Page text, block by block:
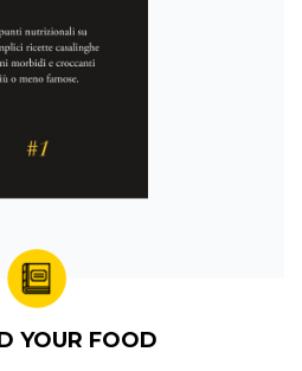
YOUR FOOD